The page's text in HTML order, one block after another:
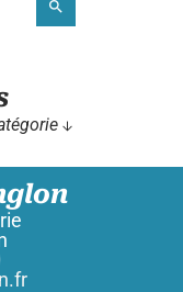
search
↓